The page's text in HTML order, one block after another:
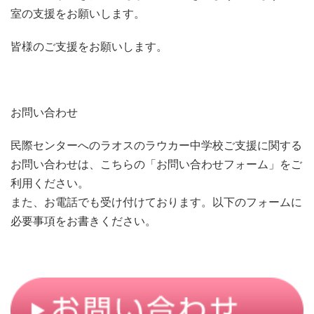
室の支援をお願いします。
皆様のご支援をお願いします。
お問い合わせ
民際センターへのラオスのラウカー中学校ご支援に関する
お問い合わせは、こちらの「お問い合わせフォーム」をご
利用ください。
また、お電話でも受け付けております。以下のフォームに
必要事項をお書きください。